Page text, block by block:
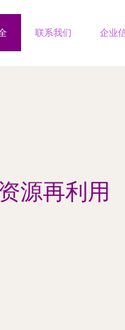
联系我们 企业
源再利用